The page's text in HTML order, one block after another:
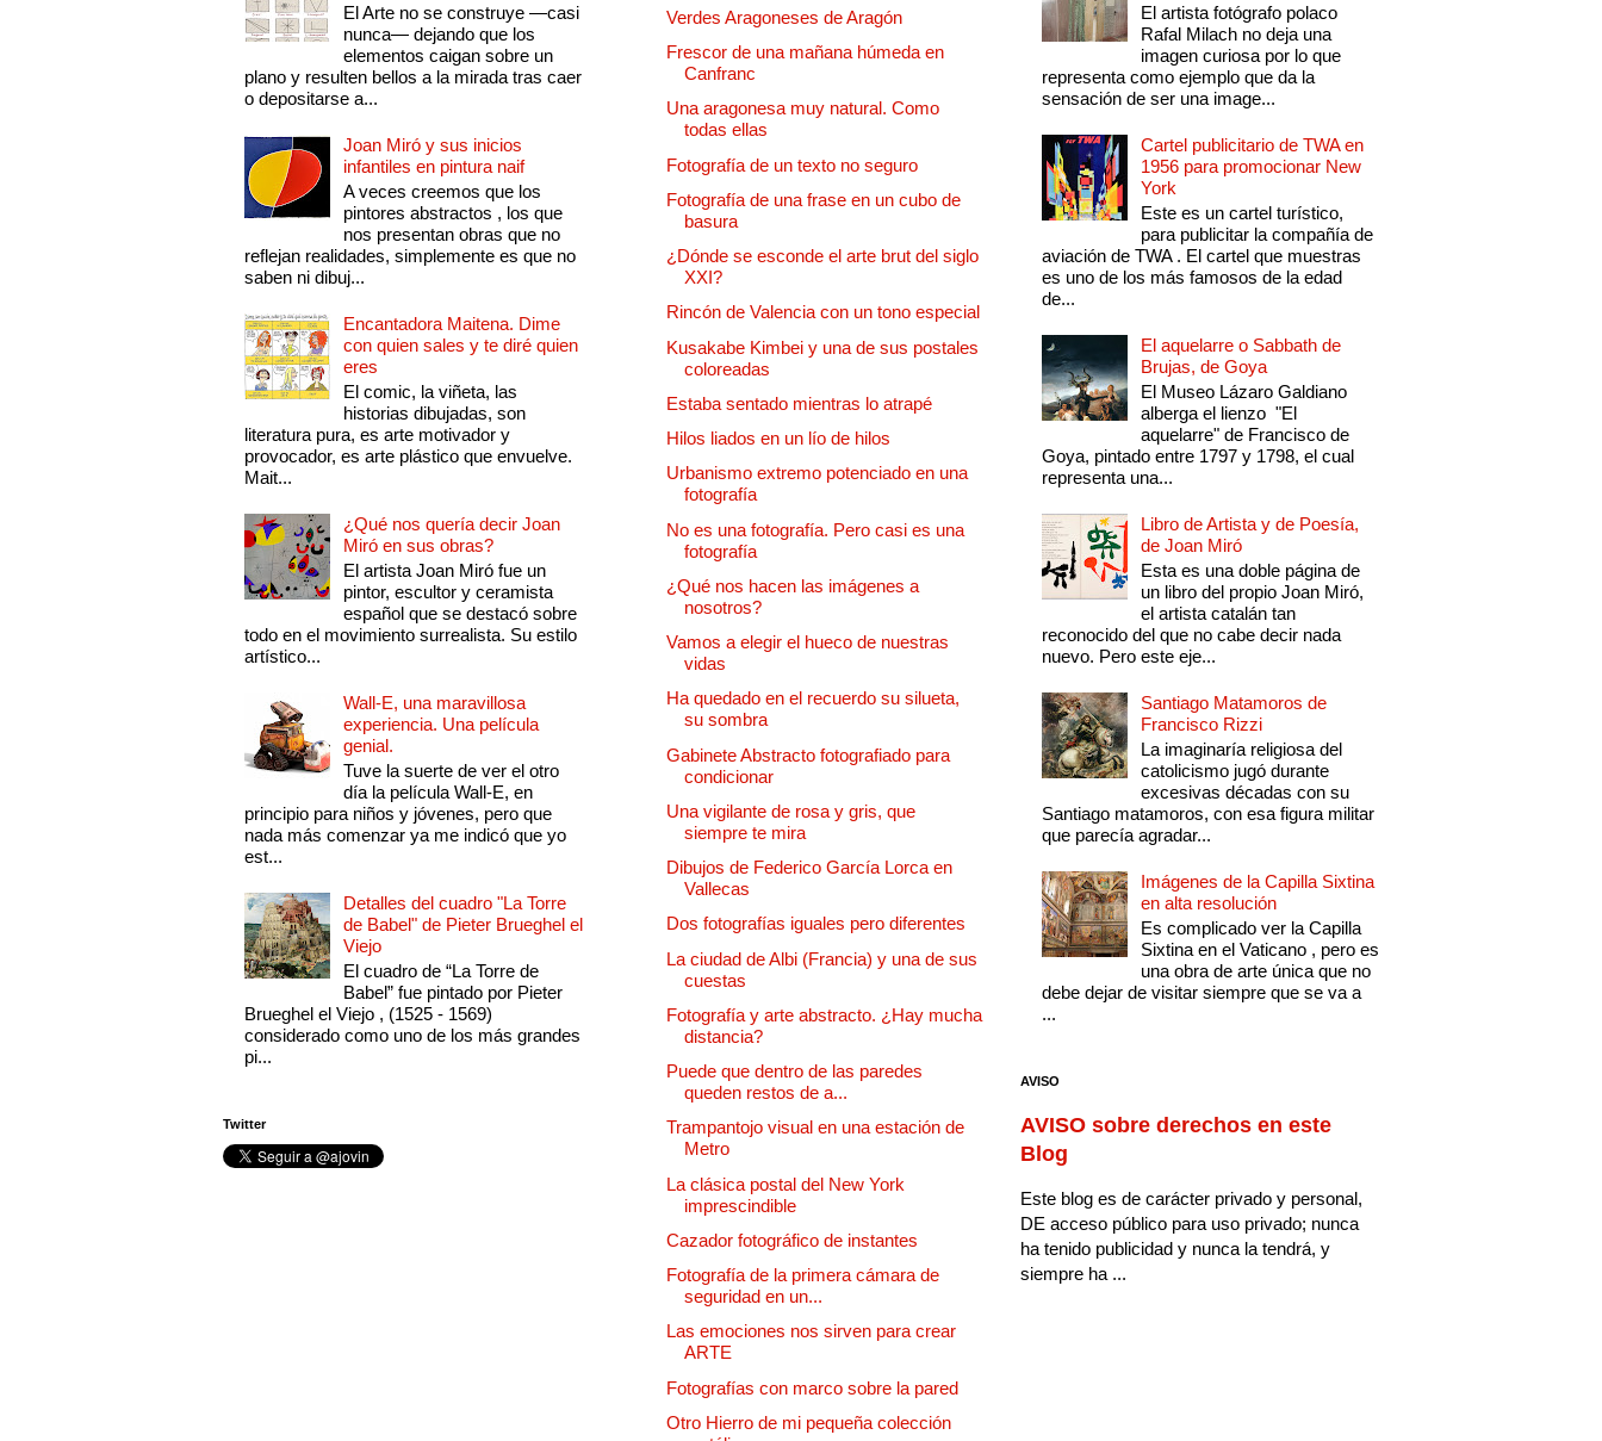
El Arte no se construye —casi
nunca— dejando que los
elementos caigan sobre un
plano y resulten bellos a la mirada tras caer
o depositarse a...
Joan Miró y sus inicios
infantiles en pintura naif
A veces creemos que los
pintores abstractos , los que
nos presentan obras que no
reflejan realidades, simplemente es que no
saben ni dibuj...
Encantadora Maitena. Dime
con quien sales y te diré quien
eres
El comic, la viñeta, las
historias dibujadas, son
literatura pura, es arte motivador y
provocador, es arte plástico que envuelve.
Mait...
¿Qué nos quería decir Joan
Miró en sus obras?
El artista Joan Miró fue un
pintor, escultor y ceramista
español que se destacó sobre
todo en el movimiento surrealista. Su estilo
artístico...
Wall-E, una maravillosa
experiencia. Una película
genial.
Tuve la suerte de ver el otro
día la película Wall-E, en
principio para niños y jóvenes, pero que
nada más comenzar ya me indicó que yo
est...
Detalles del cuadro "La Torre
de Babel" de Pieter Brueghel el
Viejo
El cuadro de “La Torre de
Babel” fue pintado por Pieter
Brueghel el Viejo , (1525 - 1569)
considerado como uno de los más grandes
pi...
Twitter
Verdes Aragoneses de Aragón
Frescor de una mañana húmeda en
Canfranc
Una aragonesa muy natural. Como
todas ellas
Fotografía de un texto no seguro
Fotografía de una frase en un cubo de
basura
¿Dónde se esconde el arte brut del siglo
XXI?
Rincón de Valencia con un tono especial
Kusakabe Kimbei y una de sus postales
coloreadas
Estaba sentado mientras lo atrapé
Hilos liados en un lío de hilos
Urbanismo extremo potenciado en una
fotografía
No es una fotografía. Pero casi es una
fotografía
¿Qué nos hacen las imágenes a
nosotros?
Vamos a elegir el hueco de nuestras
vidas
Ha quedado en el recuerdo su silueta,
su sombra
Gabinete Abstracto fotografiado para
condicionar
Una vigilante de rosa y gris, que
siempre te mira
Dibujos de Federico García Lorca en
Vallecas
Dos fotografías iguales pero diferentes
La ciudad de Albi (Francia) y una de sus
cuestas
Fotografía y arte abstracto. ¿Hay mucha
distancia?
Puede que dentro de las paredes
queden restos de a...
Trampantojo visual en una estación de
Metro
La clásica postal del New York
imprescindible
Cazador fotográfico de instantes
Fotografía de la primera cámara de
seguridad en un...
Las emociones nos sirven para crear
ARTE
Fotografías con marco sobre la pared
Otro Hierro de mi pequeña colección
El artista fotógrafo polaco
Rafal Milach no deja una
imagen curiosa por lo que
representa como ejemplo que da la
sensación de ser una image...
Cartel publicitario de TWA en
1956 para promocionar New
York
Este es un cartel turístico,
para publicitar la compañía de
aviación de TWA . El cartel que muestras
es uno de los más famosos de la edad
de...
El aquelarre o Sabbath de
Brujas, de Goya
El Museo Lázaro Galdiano
alberga el lienzo "El
aquelarre" de Francisco de
Goya, pintado entre 1797 y 1798, el cual
representa una...
Libro de Artista y de Poesía,
de Joan Miró
Esta es una doble página de
un libro del propio Joan Miró,
el artista catalán tan
reconocido del que no cabe decir nada
nuevo. Pero este eje...
Santiago Matamoros de
Francisco Rizzi
La imaginaría religiosa del
catolicismo jugó durante
excesivas décadas con su
Santiago matamoros, con esa figura militar
que parecía agradar...
Imágenes de la Capilla Sixtina
en alta resolución
Es complicado ver la Capilla
Sixtina en el Vaticano , pero es
una obra de arte única que no
debe dejar de visitar siempre que se va a
...
AVISO
AVISO sobre derechos en este
Blog
Este blog es de carácter privado y personal,
DE acceso público para uso privado; nunca
ha tenido publicidad y nunca la tendrá, y
siempre ha ...